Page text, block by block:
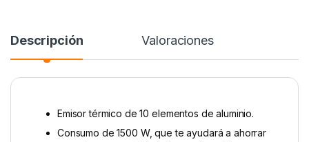
Descripción Valoraciones
Emisor térmico de 10 elementos de aluminio.
Consumo de 1500 W, que te ayudará a ahorrar